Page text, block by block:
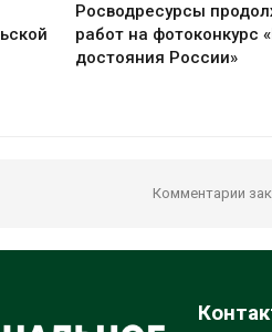
Росводресурсы
работ на фотоконкурс
достояния России»
Комментарии